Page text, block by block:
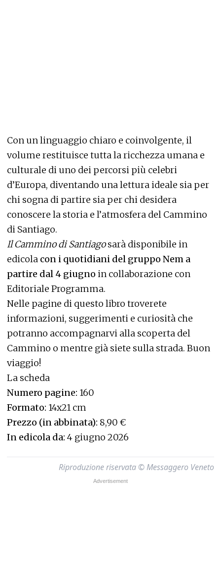
Con un linguaggio chiaro e coinvolgente, il
volume restituisce tutta la ricchezza umana e
culturale di uno dei percorsi più celebri
d’Europa, diventando una lettura ideale sia per
chi sogna di partire sia per chi desidera
conoscere la storia e l’atmosfera del Cammino
di Santiago.
Il Cammino di Santiagosarà disponibile in
edicola con i quotidiani del gruppo Nem a
partire dal 4 giugno in collaborazione con
Editoriale Programma.
Nelle pagine di questo libro troverete
informazioni, suggerimenti e curiosità che
potranno accompagnarvi alla scoperta del
Cammino o mentre già siete sulla strada. Buon
viaggio!
La scheda
Numero pagine: 160
Formato: 14x21 cm
Prezzo (in abbinata): 8,90 €
In edicola da: 4 giugno 2026
Riproduzione riservata © Messaggero Veneto